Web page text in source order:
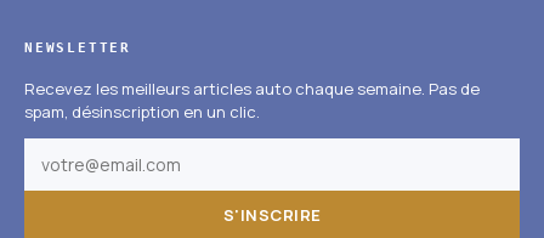
NEWSLETTER
Recevez les meilleurs articles auto chaque semaine. Pas de
spam, désinscription en un clic.
S'INSCRIRE